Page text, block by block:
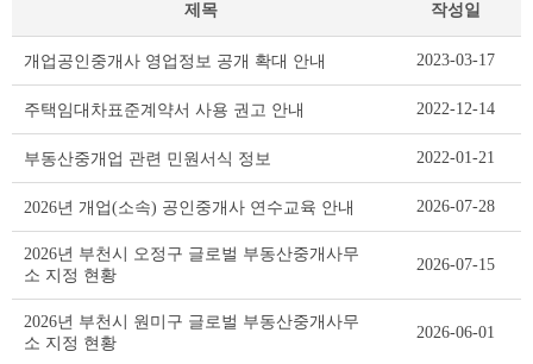
방
스
트
테
제목 작성일
개업공인중개사 영업정보 공개 확대 안내 2023-03-17
주택임대차표준계약서 사용 권고 안내 2022-12-14
부동산중개업 관련 민원서식 정보 2022-01-21
2026년 개업(소속) 공인중개사 연수교육 안내 2026-07-28
2026년 부천시 오정구 글로벌 부동산중개사무
소 지정 현황
2026-07-15
2026년 부천시 원미구 글로벌 부동산중개사무
소 지정 현황
2026-06-01